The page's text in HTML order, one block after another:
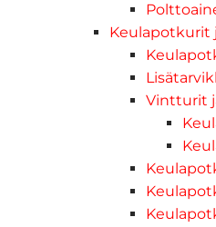
Keulapotkurit
Vintturit